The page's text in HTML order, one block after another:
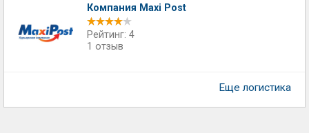
Компания Maxi Post
Рейтинг: 4
1 отзыв
Еще логистика